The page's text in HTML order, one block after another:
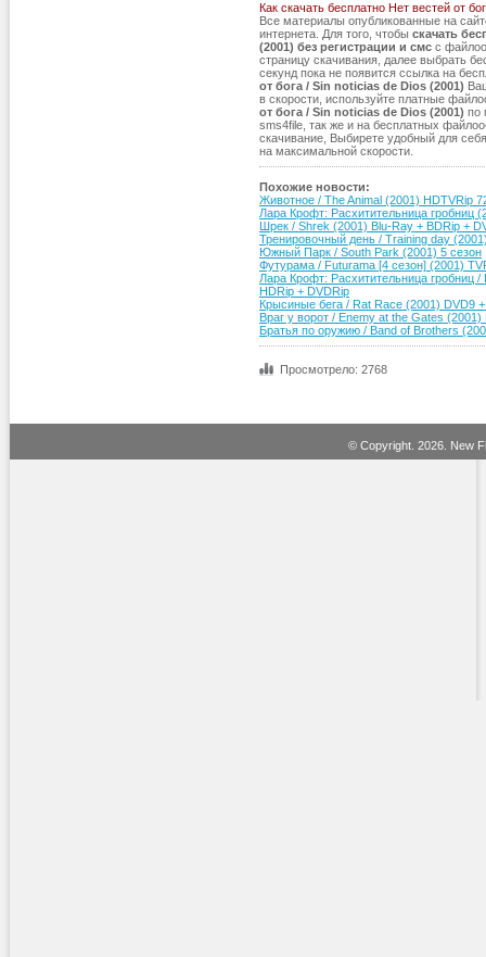
Как скачать бесплатно Нет вестей от
Все материалы опубликованные на
интернета. Для того, чтобы скачать
(2001) без регистрации и смс с
страницу скачивания, далее выбрать
секунд пока не появится ссылка на
от бога / Sin noticias de Dios (2001)
в скорости, используйте платные
от бога / Sin noticias de Dios (2001) по
sms4file, так же и на бесплатных
скачивание, Выбирете удобный для
на максимальной скорости.
Похожие новости:
Животное / The Animal (2001) HDTVRip
Лара Крофт: Расхитительница гробниц
Шрек / Shrek (2001) Blu-Ray + BDRip +
Тренировочный день / Training day
Южный Парк / South Park (2001) 5 сезон
Футурама / Futurama [4 сезон] (2001)
Лара Крофт: Расхитительница гробниц
HDRip + DVDRip
Крысиные бега / Rat Race (2001) DVD9
Враг у ворот / Enemy at the Gates
Братья по оружию / Band of Brothers
Просмотрело: 2768
© Copyright. 2026. New